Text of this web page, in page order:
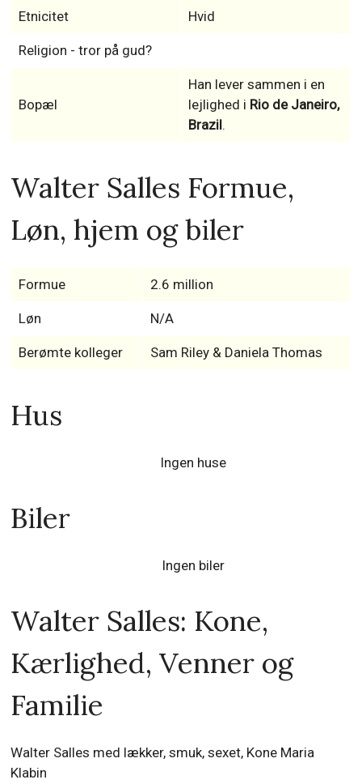
Etnicitet Hvid
Religion - tror på gud?
Bopæl
Han lever sammen i en
lejlighed i Rio de Janeiro,
Brazil.
Walter Salles Formue,
Løn, hjem og biler
Formue 2.6 million
Løn N/A
Berømte kolleger Sam Riley & Daniela Thomas
Hus
Ingen huse
Biler
Ingen biler
Walter Salles: Kone,
Kærlighed, Venner og
Familie
Walter Salles med lækker, smuk, sexet, Kone Maria
Klabin